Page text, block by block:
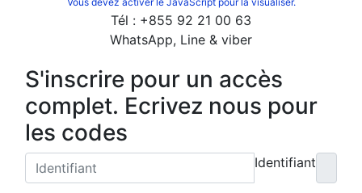
Tél : +855 92 21 00 63
WhatsApp, Line & viber
S'inscrire pour un accès
complet. Ecrivez nous pour
les codes
Identifiant